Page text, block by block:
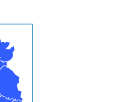
-
2020, ISBN: